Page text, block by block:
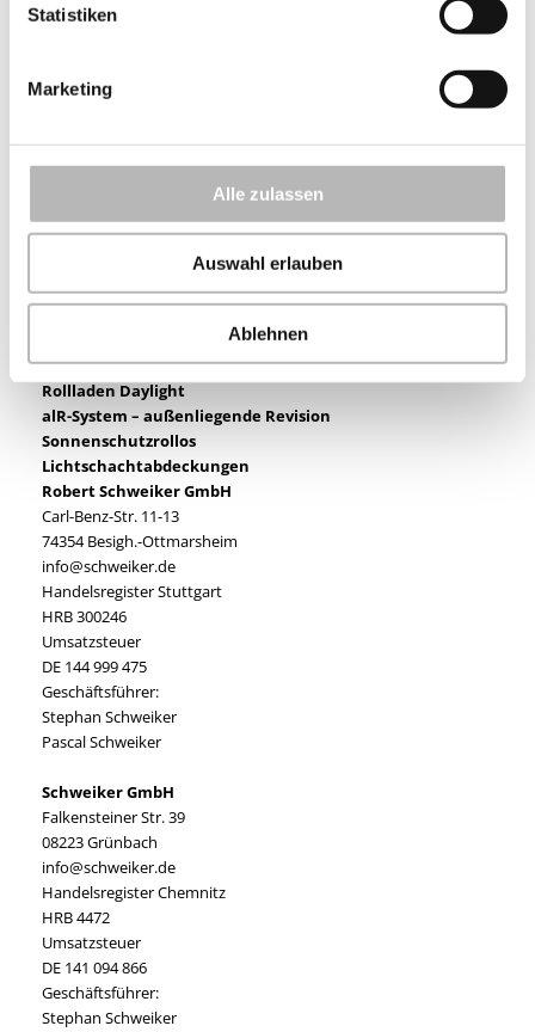
Statistiken
Marketing
Alle zulassen
Auswahl erlauben
Ablehnen
Kunststoff-Fenster
Schiebetüren
Kunststoff-Rollläden
Aufsatzelemente
Aluminium-Fensterbank
Insektenschutz
Renovierungssystem – RenoKIT
Rollladen Daylight
alR-System – außenliegende Revision
Sonnenschutzrollos
Lichtschachtabdeckungen
Robert Schweiker GmbH
Carl-Benz-Str. 11-13
74354 Besigh.-Ottmarsheim
info@schweiker.de
Handelsregister Stuttgart
HRB 300246
Umsatzsteuer
DE 144 999 475
Geschäftsführer:
Stephan Schweiker
Pascal Schweiker
Schweiker GmbH
Falkensteiner Str. 39
08223 Grünbach
info@schweiker.de
Handelsregister Chemnitz
HRB 4472
Umsatzsteuer
DE 141 094 866
Geschäftsführer:
Stephan Schweiker